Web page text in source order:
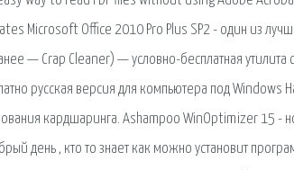
Microsoft Office 2010 Pro Plus SP2 - один из
— Crap Cleaner) — условно-бесплатная
русская версия для компьютера под Windows
кардшаринга. Ashampoo WinOptimizer 15 -
день , кто то знает как можно установит